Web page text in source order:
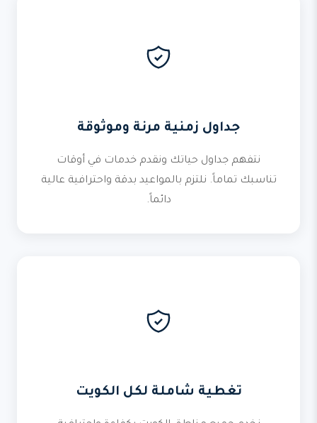
جداول زمنية مرنة وموثوقة
نتفهم جداول حياتك ونقدم خدمات في أوقات
تناسبك تماماً. نلتزم بالمواعيد بدقة واحترافية عالية
دائماً.
تغطية شاملة لكل الكويت